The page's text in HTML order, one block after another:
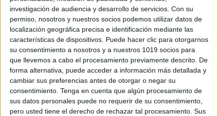
investigación de audiencia y desarrollo de servicios. Con su
permiso, nosotros y nuestros socios podemos utilizar datos de
localización geográfica precisa e identificación mediante las
características de dispositivos. Puede hacer clic para otorgarnos
su consentimiento a nosotros y a nuestros 1019 socios para
que llevemos a cabo el procesamiento previamente descrito. De
forma alternativa, puede acceder a información más detallada y
cambiar sus preferencias antes de otorgar o negar su
consentimiento. Tenga en cuenta que algún procesamiento de
sus datos personales puede no requerir de su consentimiento,
pero usted tiene el derecho de rechazar tal procesamiento. Sus
Publicado el 14 noviembre, 2024
¡La Navidad está a la vuelta de la esquina, y qué mejor
manera de celebrarla que decorando el aula! Hoy
compartimos un material especial de Navidad con
diseños para recortar […]
SEGUIR LEYENDO